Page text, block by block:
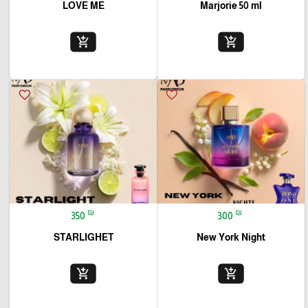
Marjorie 50 ml
add_shopping_cart
LOVE ME
add_shopping_cart
favorite_border
300 ₪
New York Night
add_shopping_cart
favorite_border
350 ₪
STARLIGHET
add_shopping_cart